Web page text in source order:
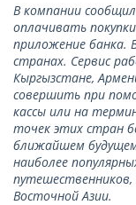
В компании
оплачивать
приложение банка.
странах. Сервис
Кыргызстане,
совершить при
кассы или на
точек этих стран
ближайшем
наиболее
Восточной Азии.